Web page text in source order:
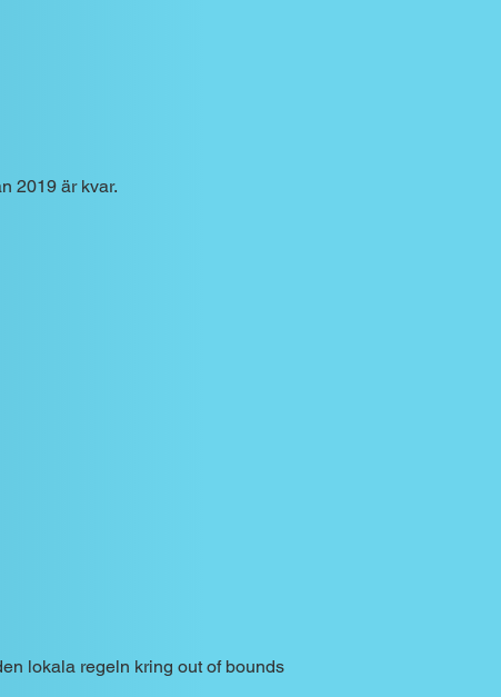
2019 är kvar.
lokala regeln kring out of bounds